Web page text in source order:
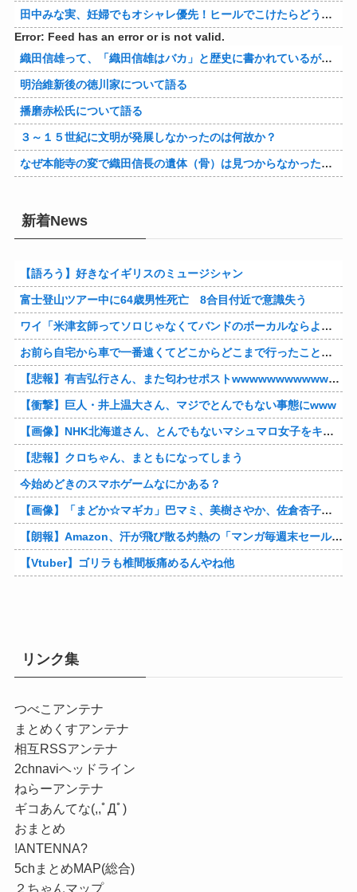
田中みな実、妊婦でもオシャレ優先！ヒールでこけたらどうすんのｗ
Error: Feed has an error or is not valid.
織田信雄って、「織田信雄はバカ」と歴史に書かれているが今まで家が残っているんでバカではないよな？
明治維新後の徳川家について語る
播磨赤松氏について語る
３～１５世紀に文明が発展しなかったのは何故か？
なぜ本能寺の変で織田信長の遺体（骨）は見つからなかったのか
新着News
【語ろう】好きなイギリスのミュージシャン
富士登山ツアー中に64歳男性死亡 8合目付近で意識失う
ワイ「米津玄師ってソロじゃなくてバンドのボーカルならよかったよね」
お前ら自宅から車で一番遠くてどこからどこまで行ったことある？
【悲報】有吉弘行さん、また匂わせポストwwwwwwwwwwwwwwww
【衝撃】巨人・井上温大さん、マジでとんでもない事態にwww
【画像】NHK北海道さん、とんでもないマシュマロ女子をキャスターに起用してしまうwwwwwwww
【悲報】クロちゃん、まともになってしまう
今始めどきのスマホゲームなにかある？
【画像】「まどか☆マギカ」巴マミ、美樹さやか、佐倉杏子エロすぎ放課後えんこーハメ撮りどぴゅどぴゅエチエチが最高すぎる❣
【朗報】Amazon、汗が飛び散る灼熱の「マンガ毎週末セール（50%還元）」を開催！他
【Vtuber】ゴリラも椎間板痛めるんやね他
リンク集
つべこアンテナ
まとめくすアンテナ
相互RSSアンテナ
2chnaviヘッドライン
ねらーアンテナ
ギコあんてな(,,ﾟДﾟ)
おまとめ
!ANTENNA?
5chまとめMAP(総合)
２ちゃんマップ